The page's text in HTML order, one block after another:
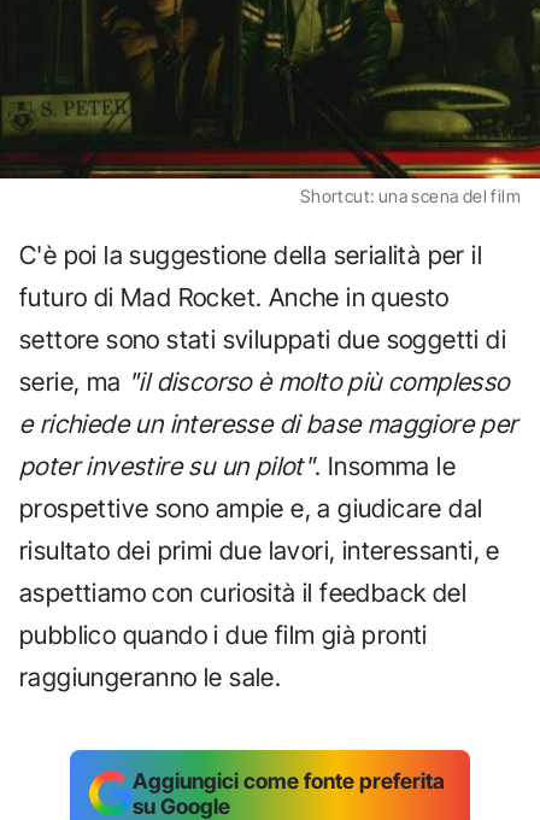
Shortcut: una scena del film
C'è poi la suggestione della serialità per il
futuro di Mad Rocket. Anche in questo
settore sono stati sviluppati due soggetti di
serie, ma "il discorso è molto più complesso
e richiede un interesse di base maggiore per
poter investire su un pilot". Insomma le
prospettive sono ampie e, a giudicare dal
risultato dei primi due lavori, interessanti, e
aspettiamo con curiosità il feedback del
pubblico quando i due film già pronti
raggiungeranno le sale.
Aggiungici come fonte preferita
su Google